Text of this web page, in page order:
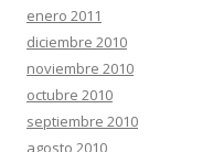
enero 2011
diciembre 2010
noviembre 2010
octubre 2010
septiembre 2010
agosto 2010